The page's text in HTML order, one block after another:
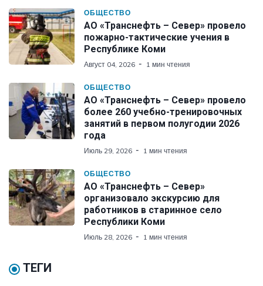
ОБЩЕСТВО
АО «Транснефть – Север» провело
пожарно-тактические учения в
Республике Коми
Август 04, 2026 1 мин чтения
ОБЩЕСТВО
АО «Транснефть – Север» провело
более 260 учебно-тренировочных
занятий в первом полугодии 2026
года
Июль 29, 2026 1 мин чтения
ОБЩЕСТВО
АО «Транснефть – Север»
организовало экскурсию для
работников в старинное село
Республики Коми
Июль 28, 2026 1 мин чтения
ТЕГИ